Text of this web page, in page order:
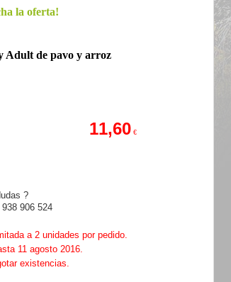
la oferta!
Adult de pavo y arroz
11,60 €
?
906 524
a 2 unidades por pedido.
11 agosto 2016.
existencias.